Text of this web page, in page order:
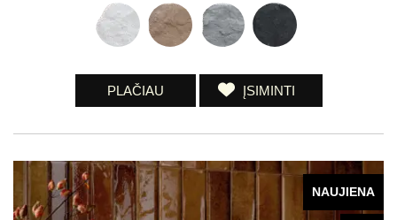
PLAČIAU ĮSIMINTI
NAUJIENA